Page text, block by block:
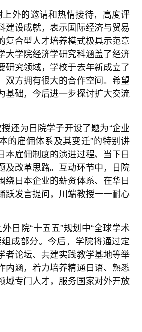
外的邀请和热情接待，高度评
建设成就，表示国际经济与贸易
复合型人才培养模式极具示范意
大学院经济学研究科涵盖了经济
研究领域，学校于去年新成立了
双方拥有很大的合作空间。希望
基础，今后进一步探讨扩大交流
还为日院学子开设了题为“企业
的雇佣体系及其变迁”的特别讲
本雇佣制度的演进过程、当下日
及改革思路。互动环节中，日院
绕日本企业的薪资体系、在华日
跃发言提问，川端教授一一耐心
日院“十五五”规划中“全球学术
成部分。今后，学院将通过定
者论坛、共建实践教学基地等举
内涵，着力培养精通日语、熟悉
域专门人才，服务国家对外开放